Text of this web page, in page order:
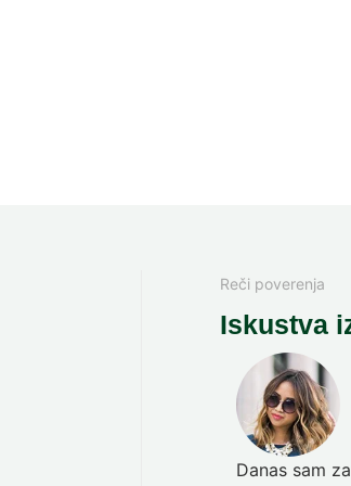
Reči poverenja
Iskustva
Danas sam